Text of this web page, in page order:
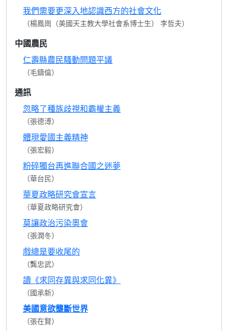
我們需要更深入地認識西方的社會文化
（楊鳳崗（美國天主教大學社會系博士生） 李哲夫）
中國農民
仁壽縣農民騷動問題平議
（毛鑄倫）
通訊
忽略了種族歧視和霸權主義
（張德溥）
體現愛國主義精神
（張宏毅）
粉碎獨台再進聯合國之迷夢
（華台民）
華夏政略研究會宣言
（華夏政略研究會）
莫讓政治污染奧會
（張潤冬）
戲總是要收尾的
（龔忠武）
讀《求同存異與求同化異》
（國承新）
美國意欲壟斷世界
（張在賢）